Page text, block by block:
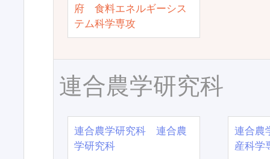
府 食料エネルギーシス
テム科学専攻
連合農学研究科
連合農学研究科 連合農
学研究科
連合農
産科学